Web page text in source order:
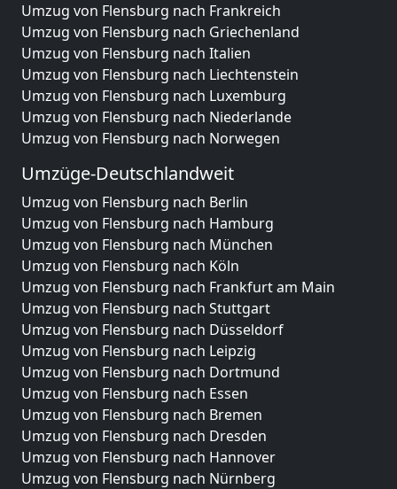
Umzug von Flensburg nach Frankreich
Umzug von Flensburg nach Griechenland
Umzug von Flensburg nach Italien
Umzug von Flensburg nach Liechtenstein
Umzug von Flensburg nach Luxemburg
Umzug von Flensburg nach Niederlande
Umzug von Flensburg nach Norwegen
Umzüge-Deutschlandweit
Umzug von Flensburg nach Berlin
Umzug von Flensburg nach Hamburg
Umzug von Flensburg nach München
Umzug von Flensburg nach Köln
Umzug von Flensburg nach Frankfurt am Main
Umzug von Flensburg nach Stuttgart
Umzug von Flensburg nach Düsseldorf
Umzug von Flensburg nach Leipzig
Umzug von Flensburg nach Dortmund
Umzug von Flensburg nach Essen
Umzug von Flensburg nach Bremen
Umzug von Flensburg nach Dresden
Umzug von Flensburg nach Hannover
Umzug von Flensburg nach Nürnberg